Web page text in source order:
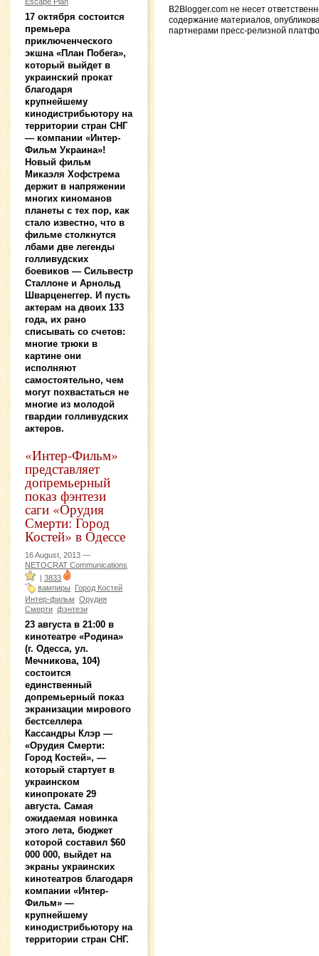
17 октября состоится
премьера
приключенческого
экшна «План Побега»,
который выйдет в
украинский прокат
благодаря
крупнейшему
кинодистрибьютору на
территории стран СНГ
— компании «Интер-
Фильм Украина»!
Новый фильм
Микаэля Хофстрема
держит в напряжении
многих киноманов
планеты с тех пор, как
стало известно, что в
фильме столкнутся
лбами две легенды
голливудских
боевиков — Сильвестр
Сталлоне и Арнольд
Шварценеггер. И пусть
актерам на двоих 133
года, их рано
списывать со счетов:
многие трюки в
картине они
исполняют
самостоятельно, чем
могут похвастаться не
многие из молодой
гвардии голливудских
актеров.
«Интер-Фильм»
представляет
допремьерный
показ фэнтези
саги «Орудия
Смерти: Город
Костей» в Одессе
16 August, 2013 —
NETOCRAT Communications
| 3833
вампиры
Город Костей
Интер-фильм Орудия
Смерти фэнтези
23 августа в 21:00 в
кинотеатре «Родина»
(г. Одесса, ул.
Мечникова, 104)
состоится
единственный
допремьерный показ
экранизации мирового
бестселлера
Кассандры Клэр —
«Орудия Смерти:
Город Костей», —
который стартует в
украинском
кинопрокате 29
августа. Самая
ожидаемая новинка
этого лета, бюджет
которой составил $60
000 000, выйдет на
экраны украинских
кинотеатров благодаря
компании «Интер-
Фильм» —
крупнейшему
кинодистрибьютору на
территории стран СНГ.
B2Blogger.com не несет
содержание материалов,
партнерами пресс-релизной